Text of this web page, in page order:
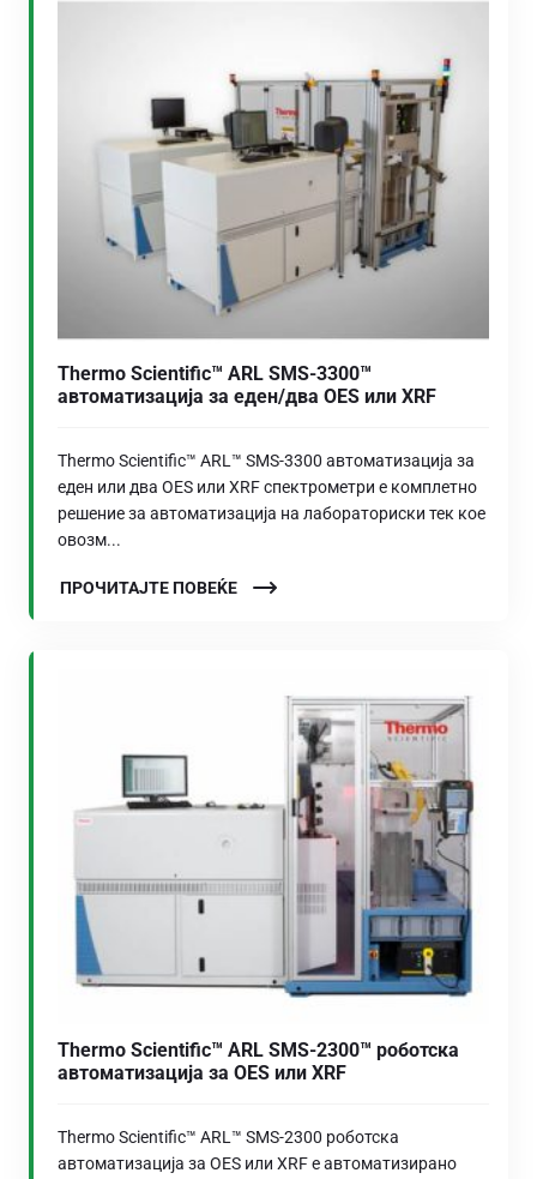
Thermo Scientific™ ARL SMS-3300™
автоматизација за еден/два OES или XRF
Thermo Scientific™ ARL™ SMS-3300 автоматизација за
еден или два OES или XRF спектрометри е комплетно
решение за автоматизација на лабораториски тек кое
овозм...
ПРОЧИТАЈТЕ ПОВЕЌЕ
Thermo Scientific™ ARL SMS-2300™ роботска
автоматизација за OES или XRF
Thermo Scientific™ ARL™ SMS-2300 роботска
автоматизација за OES или XRF е автоматизирано